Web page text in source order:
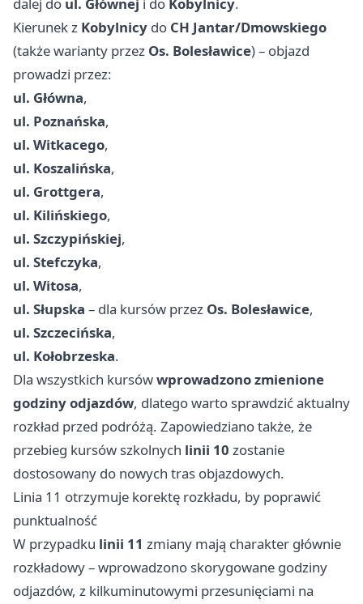
dalej do ul. Głównej i do Kobylnicy.
Kierunek z Kobylnicy do CH Jantar/Dmowskiego
(także warianty przez Os. Bolesławice) – objazd
prowadzi przez:
ul. Główna,
ul. Poznańska,
ul. Witkacego,
ul. Koszalińska,
ul. Grottgera,
ul. Kilińskiego,
ul. Szczypińskiej,
ul. Stefczyka,
ul. Witosa,
ul. Słupska – dla kursów przez Os. Bolesławice,
ul. Szczecińska,
ul. Kołobrzeska.
Dla wszystkich kursówwprowadzono zmienione
godziny odjazdów, dlatego warto sprawdzić aktualny
rozkład przed podróżą. Zapowiedziano także, że
przebieg kursów szkolnych linii 10 zostanie
dostosowany do nowych tras objazdowych.
Linia 11 otrzymuje korektę rozkładu, by poprawić
punktualność
W przypadku linii 11 zmiany mają charakter głównie
rozkładowy – wprowadzono skorygowane godziny
odjazdów, z kilkuminutowymi przesunięciami na